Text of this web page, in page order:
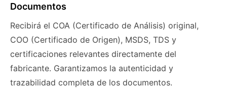
Documentos
Recibirá el COA (Certificado de Análisis) original,
COO (Certificado de Origen), MSDS, TDS y
certificaciones relevantes directamente del
fabricante. Garantizamos la autenticidad y
trazabilidad completa de los documentos.